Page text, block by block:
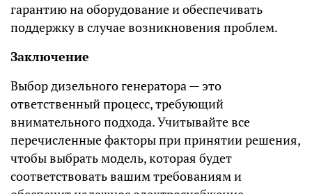
гарантию на оборудование и обеспечивать
поддержку в случае возникновения проблем.
Заключение
Выбор дизельного генератора — это
ответственный процесс, требующий
внимательного подхода. Учитывайте все
перечисленные факторы при принятии решения,
чтобы выбрать модель, которая будет
соответствовать вашим требованиям и